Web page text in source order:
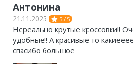
Антонина
21.11.2025 5 / 5
Нереально крутые кроссовки!!
удобные!! А красивые то
спасибо большое